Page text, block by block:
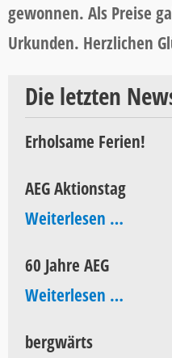
gewonnen. Als Preise
Urkunden. Herzlichen
Die letzten
Erholsame Ferien!
AEG Aktionstag
Weiterlesen …AEG
60 Jahre AEG
Weiterlesen …60
bergwärts